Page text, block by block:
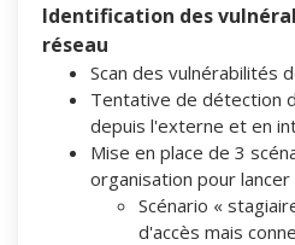
Identification des
réseau
Scan des vulnérabilités
Tentative de détection
depuis l'externe et en
Mise en place de 3
organisation pour lancer
Scénario «
d'accès mais